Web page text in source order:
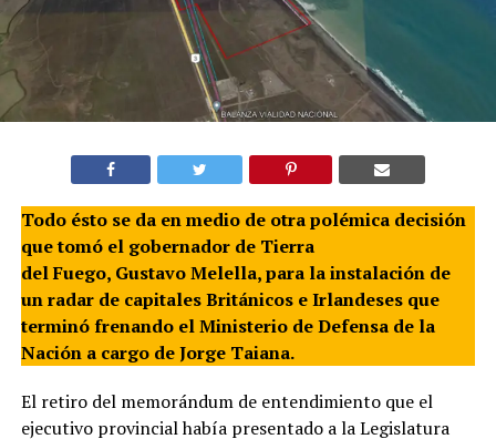
Todo ésto se da en medio de otra polémica decisión
que tomó el gobernador de Tierra
del Fuego, Gustavo Melella, para la instalación de
un radar de capitales Británicos e Irlandeses que
terminó frenando el Ministerio de Defensa de la
Nación a cargo de Jorge Taiana.
El retiro del memorándum de entendimiento que el
ejecutivo provincial había presentado a la Legislatura